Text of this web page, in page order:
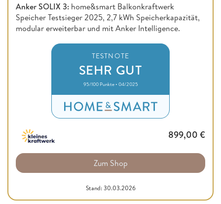
Anker SOLIX 3: home&smart Balkonkraftwerk
Speicher Testsieger 2025, 2,7 kWh Speicherkapazität,
modular erweiterbar und mit Anker Intelligence.
TESTNOTE
SEHR GUT
95/100 Punkte • 04/2025
899,00 €
Zum Shop
Stand: 30.03.2026